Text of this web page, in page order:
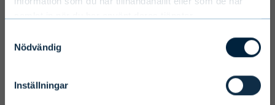
Nödvändig
Inställningar
Select language
Terms and conditions